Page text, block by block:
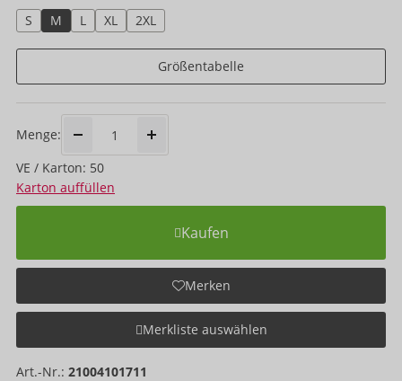
S
M L XL 2XL
Größentabelle
Menge:
VE / Karton: 50
Karton auffüllen
Kaufen
Merken
Merkliste auswählen
Art.-Nr.: 21004101711